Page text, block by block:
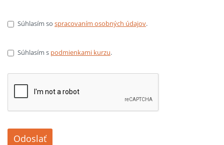
Súhlasím so spracovaním osobných údajov.
Súhlasím s podmienkami kurzu.
Odoslať